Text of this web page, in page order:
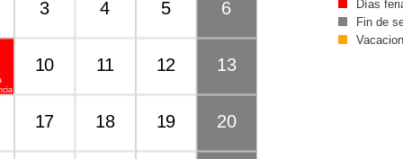
3 4 5 6
10 11 12 13
17 18 19 20
Días
Fin de